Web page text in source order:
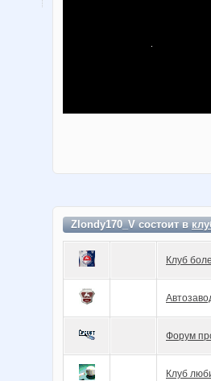
Zlondy170_V состоит в
Клуб
Форум
Клуб